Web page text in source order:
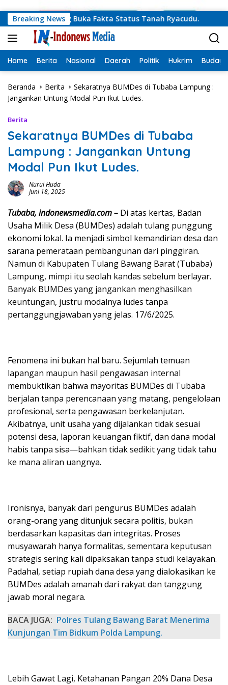
Breaking News
Lampung Buka Fakta Status Tanah Ryacudu.
Home Berita Nasional Daerah Politik Hukrim Budaya
Beranda Berita
Sekaratnya BUMDes di Tubaba Lampung :
Jangankan Untung Modal Pun Ikut Ludes.
Berita
Sekaratnya BUMDes di Tubaba
Lampung : Jangankan Untung
Modal Pun Ikut Ludes.
Nurul Huda
Juni 18, 2025
Tubaba, indonewsmedia.com – Di atas kertas, Badan
Usaha Milik Desa (BUMDes) adalah tulang punggung
ekonomi lokal. Ia menjadi simbol kemandirian desa dan
sarana pemerataan pembangunan dari pinggiran.
Namun di Kabupaten Tulang Bawang Barat (Tubaba)
Lampung, mimpi itu seolah kandas sebelum berlayar.
Banyak BUMDes yang jangankan menghasilkan
keuntungan, justru modalnya ludes tanpa
pertanggungjawaban yang jelas. 17/6/2025.
Fenomena ini bukan hal baru. Sejumlah temuan
lapangan maupun hasil pengawasan internal
membuktikan bahwa mayoritas BUMDes di Tubaba
berjalan tanpa perencanaan yang matang, pengelolaan
profesional, serta pengawasan berkelanjutan.
Akibatnya, unit usaha yang dijalankan tidak sesuai
potensi desa, laporan keuangan fiktif, dan dana modal
habis tanpa sisa—bahkan tidak sedikit yang tidak tahu
ke mana aliran uangnya.
Ironisnya, banyak dari pengurus BUMDes adalah
orang-orang yang ditunjuk secara politis, bukan
berdasarkan kapasitas dan integritas. Proses
musyawarah hanya formalitas, sementara keputusan
strategis sering kali dipaksakan tanpa studi kelayakan.
Padahal, setiap rupiah dana desa yang dialokasikan ke
BUMDes adalah amanah dari rakyat dan tanggung
jawab moral negara.
BACA JUGA: Polres Tulang Bawang Barat Menerima
Kunjungan Tim Bidkum Polda Lampung.
Lebih Gawat Lagi, Ketahanan Pangan 20% Dana Desa